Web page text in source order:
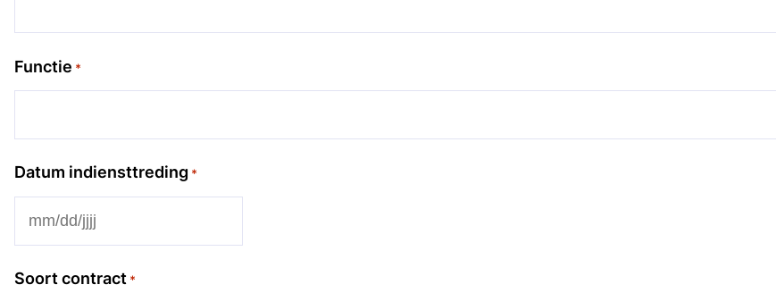
Functie *
Datum indiensttreding *
MM
DD
Soort contract *